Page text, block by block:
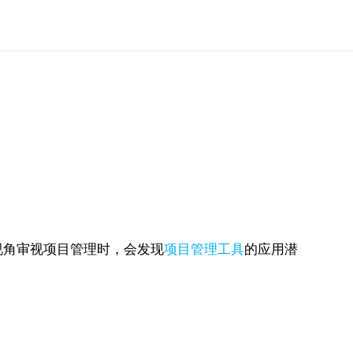
审视项目管理时，会发现项目管理工具的应用潜